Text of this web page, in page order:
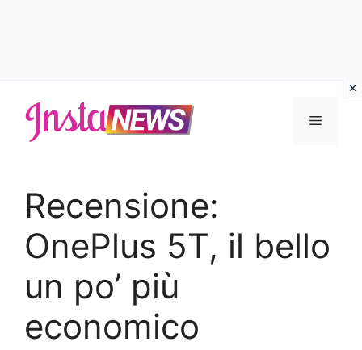
contenuto
Menu
Recensione:
OnePlus 5T, il bello
un po’ più
economico